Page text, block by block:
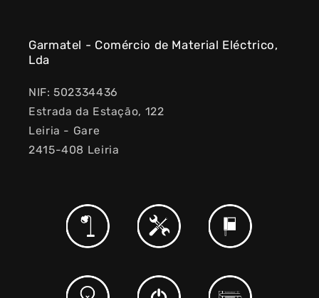
Garmatel - Comércio de Material Eléctrico,
Lda
NIF: 502334436
Estrada da Estação, 122
Leiria - Gare
2415-408 Leiria